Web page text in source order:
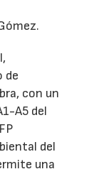
de
con un
A5 del
del
una